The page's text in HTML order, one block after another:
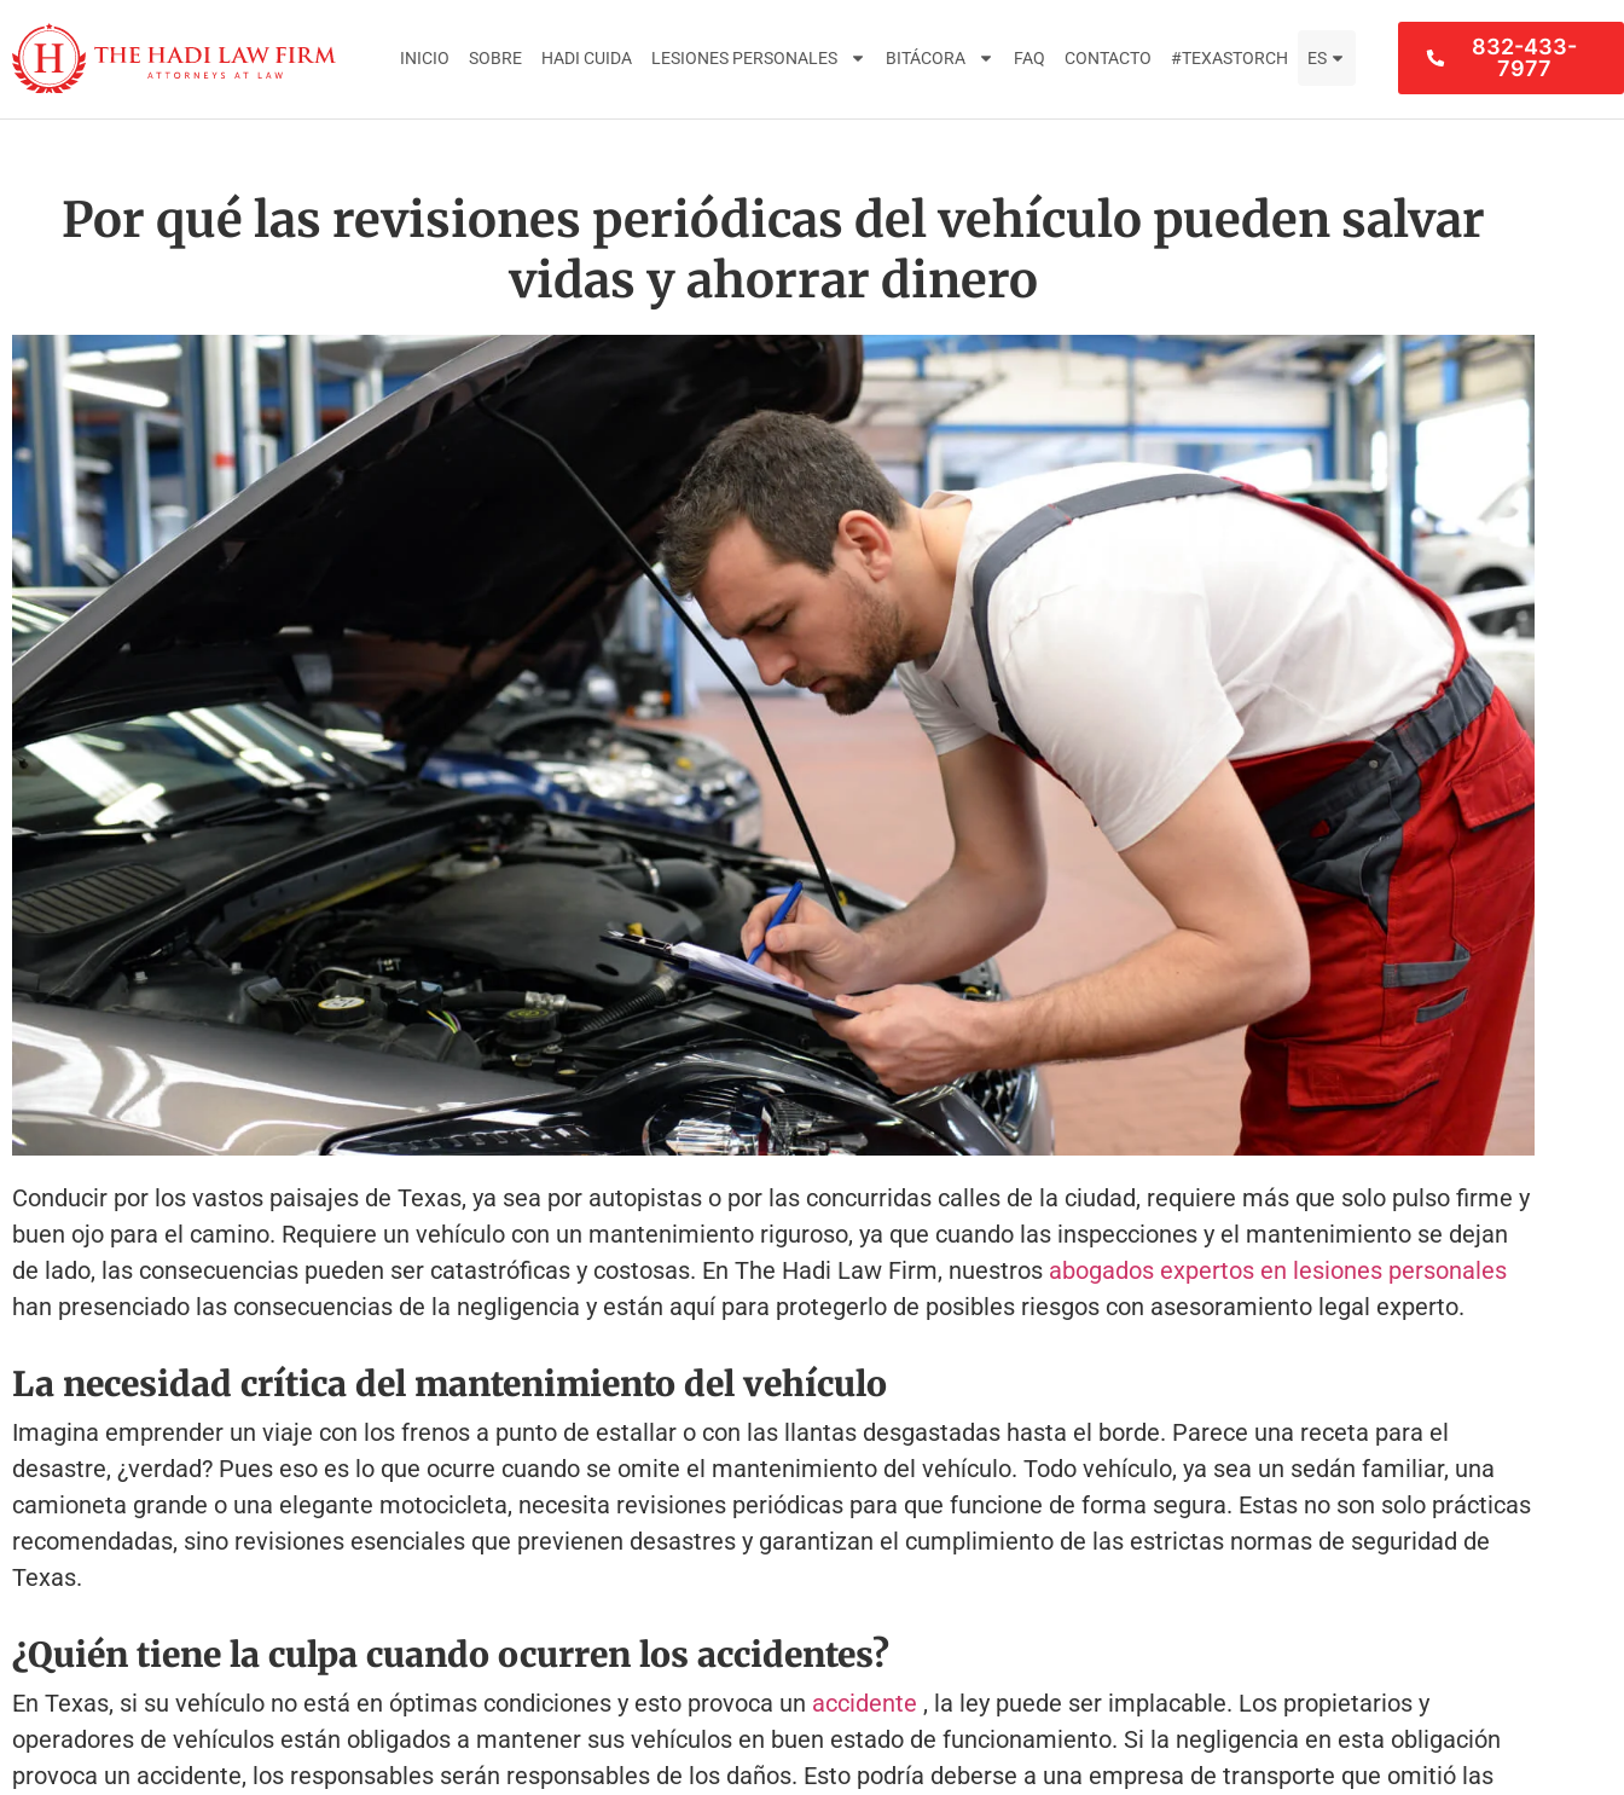
INICIO SOBRE HADI CUIDA LESIONES PERSONALES BITÁCORA FAQ CONTACTO #TEXASTORCH ES
832-433-
7977
Por qué las revisiones periódicas del vehículo pueden salvar
vidas y ahorrar dinero
Conducir por los vastos paisajes de Texas, ya sea por autopistas o por las concurridas calles de la ciudad, requiere más que solo pulso firme y
buen ojo para el camino. Requiere un vehículo con un mantenimiento riguroso, ya que cuando las inspecciones y el mantenimiento se dejan
de lado, las consecuencias pueden ser catastróficas y costosas. En The Hadi Law Firm, nuestros abogados expertos en lesiones personales
han presenciado las consecuencias de la negligencia y están aquí para protegerlo de posibles riesgos con asesoramiento legal experto.
La necesidad crítica del mantenimiento del vehículo
Imagina emprender un viaje con los frenos a punto de estallar o con las llantas desgastadas hasta el borde. Parece una receta para el
desastre, ¿verdad? Pues eso es lo que ocurre cuando se omite el mantenimiento del vehículo. Todo vehículo, ya sea un sedán familiar, una
camioneta grande o una elegante motocicleta, necesita revisiones periódicas para que funcione de forma segura. Estas no son solo prácticas
recomendadas, sino revisiones esenciales que previenen desastres y garantizan el cumplimiento de las estrictas normas de seguridad de
Texas.
¿Quién tiene la culpa cuando ocurren los accidentes?
En Texas, si su vehículo no está en óptimas condiciones y esto provoca un accidente , la ley puede ser implacable. Los propietarios y
operadores de vehículos están obligados a mantener sus vehículos en buen estado de funcionamiento. Si la negligencia en esta obligación
provoca un accidente, los responsables serán responsables de los daños. Esto podría deberse a una empresa de transporte que omitió las